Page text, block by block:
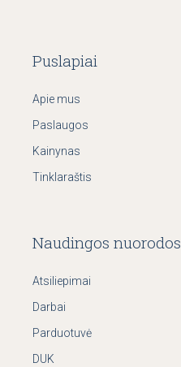
Puslapiai
Apie mus
Paslaugos
Kainynas
Tinklaraštis
Naudingos nuorodos
Atsiliepimai
Darbai
Parduotuvė
DUK